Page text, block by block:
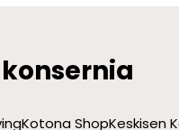
Kotona ShopKeskisen